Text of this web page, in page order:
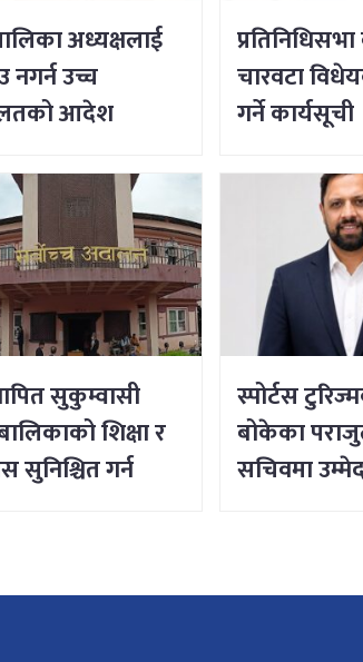
अध्यक्षलाई
नगर्न उच्च
आदेश
चारवटा
गर्ने कार्यसूची
सुकुम्वासी
शिक्षा र
सुनिश्चित गर्न
स्पोर्टस
बोकेका
सचिवमा